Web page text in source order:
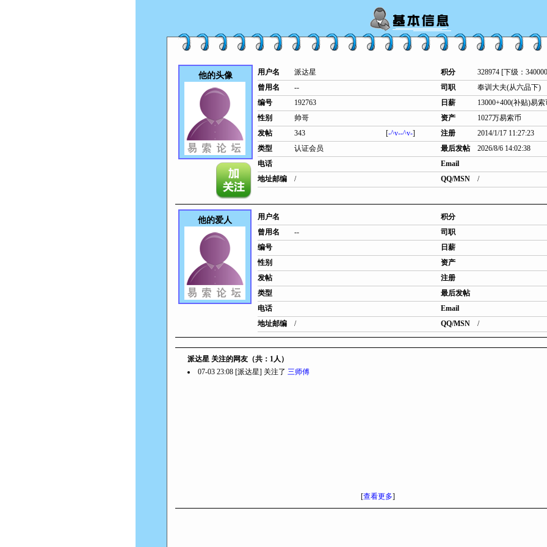
他的头像 用户名 派达星 积分 328974 [下级：
曾用名
-- 司职 奉训大夫(从六品下)
编号
192763 日薪 13000+400(补贴)易索
性别
帅哥 资产 1027万易索币
发帖
343 [-^v--^v-] 注册
2014/1/17 11:27:23
类型
认证会员 最后发帖
2026/8/6 14:02:38
电话
Email
地址邮编
/ QQ/MSN /
他的爱人 用户名
积分
曾用名
-- 司职
编号
日薪
性别
资产
发帖
注册
类型
最后发帖
电话
Email
地址邮编
/ QQ/MSN /
派达星 关注的网友（共：1人）
07-03 23:08 [派达星] 关注了 三师傅
[查看更多]